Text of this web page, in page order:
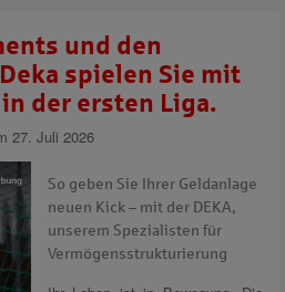
und den
spielen Sie mit
der ersten Liga.
27. Juli 2026
So geben Sie Ihrer Geldanlage
neuen Kick – mit der DEKA,
unserem Spezialisten für
Vermögensstrukturierung